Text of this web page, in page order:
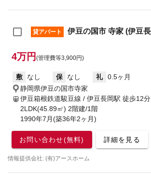
貸アパート 伊豆の国市 寺家 (伊豆
4万円 (管理費等3,900円)
敷 なし 保 なし 礼
0.5ヶ月
静岡県伊豆の国市寺家
伊豆箱根鉄道駿豆線 / 伊豆長岡駅 徒歩12分
2LDK(45.89㎡) 2階建/1階
1990年7月(築36年2ヶ月)
お問い合わせ(無料) 詳細を見る
情報提供会社: (有)アースホーム